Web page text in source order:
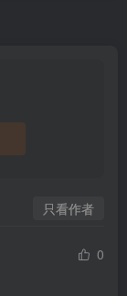
只看作者
0